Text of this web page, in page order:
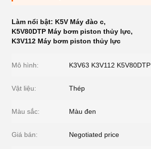
Làm nổi bật: K5V Máy đào c,
K5V80DTP Máy bơm piston thủy lực,
K3V112 Máy bơm piston thủy lực
Mô hình: K3V63 K3V112 K5V80DTP
Vật liệu: Thép
Màu sắc: Màu đen
Giá bán: Negotiated price